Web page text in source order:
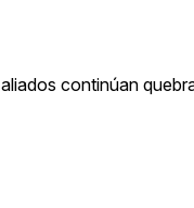
continúan